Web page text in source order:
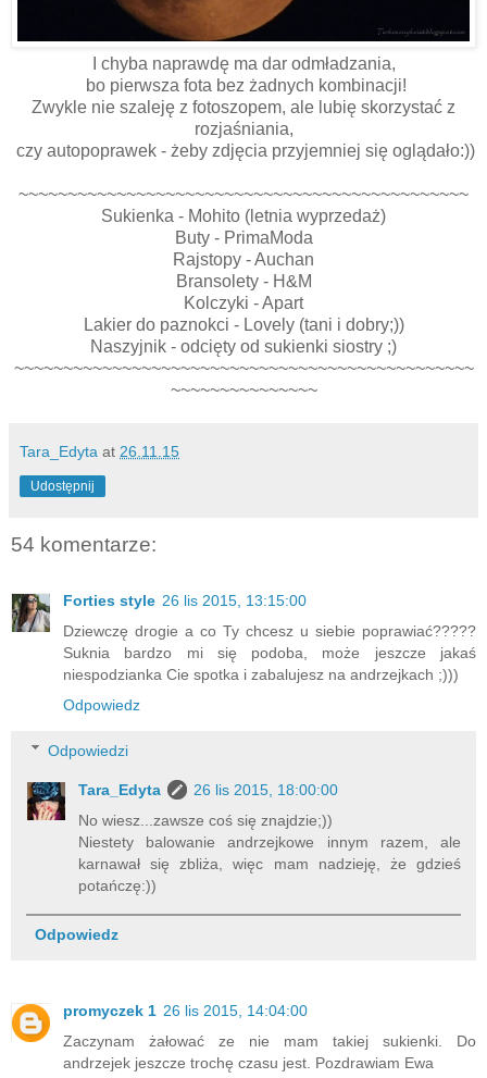
I chyba naprawdę ma dar odmładzania,
bo pierwsza fota bez żadnych kombinacji!
Zwykle nie szaleję z fotoszopem, ale lubię skorzystać z
rozjaśniania,
czy autopoprawek - żeby zdjęcia przyjemniej się oglądało:))
~~~~~~~~~~~~~~~~~~~~~~~~~~~~~~~~~~~~~~~~~~~~~~
Sukienka - Mohito (letnia wyprzedaż)
Buty - PrimaModa
Rajstopy - Auchan
Bransolety - H&M
Kolczyki - Apart
Lakier do paznokci - Lovely (tani i dobry;))
Naszyjnik - odcięty od sukienki siostry ;)
~~~~~~~~~~~~~~~~~~~~~~~~~~~~~~~~~~~~~~~~~~~~~~~
~~~~~~~~~~~~~~~
Tara_Edyta at 26.11.15
Udostępnij
54 komentarze:
Forties style 26 lis 2015, 13:15:00
Dziewczę drogie a co Ty chcesz u siebie poprawiać?????
Suknia bardzo mi się podoba, może jeszcze jakaś
niespodzianka Cie spotka i zabalujesz na andrzejkach ;)))
Odpowiedz
Odpowiedzi
Tara_Edyta
26 lis 2015, 18:00:00
No wiesz...zawsze coś się znajdzie;))
Niestety balowanie andrzejkowe innym razem, ale
karnawał się zbliża, więc mam nadzieję, że gdzieś
potańczę:))
Odpowiedz
promyczek 1 26 lis 2015, 14:04:00
Zaczynam żałować ze nie mam takiej sukienki. Do
andrzejek jeszcze trochę czasu jest. Pozdrawiam Ewa